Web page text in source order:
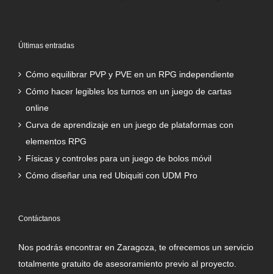
Últimas entradas
Cómo equilibrar PVP y PVE en un RPG independiente
Cómo hacer legibles los turnos en un juego de cartas
online
Curva de aprendizaje en un juego de plataformas con
elementos RPG
Físicas y controles para un juego de bolos móvil
Cómo diseñar una red Ubiquiti con UDM Pro
Contáctanos
Nos podrás encontrar en Zaragoza, te ofrecemos un servicio
totalmente gratuito de asesoramiento previo al proyecto.